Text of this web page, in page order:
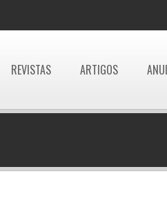
REVISTAS ARTIGOS